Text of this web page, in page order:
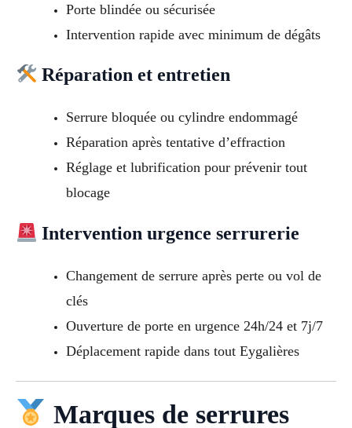
Porte blindée ou sécurisée
Intervention rapide avec minimum de dégâts
Réparation et entretien
Serrure bloquée ou cylindre endommagé
Réparation après tentative d’effraction
Réglage et lubrification pour prévenir tout
blocage
Intervention urgence serrurerie
Changement de serrure après perte ou vol de
clés
Ouverture de porte en urgence 24h/24 et 7j/7
Déplacement rapide dans tout Eygalières
Marques de serrures